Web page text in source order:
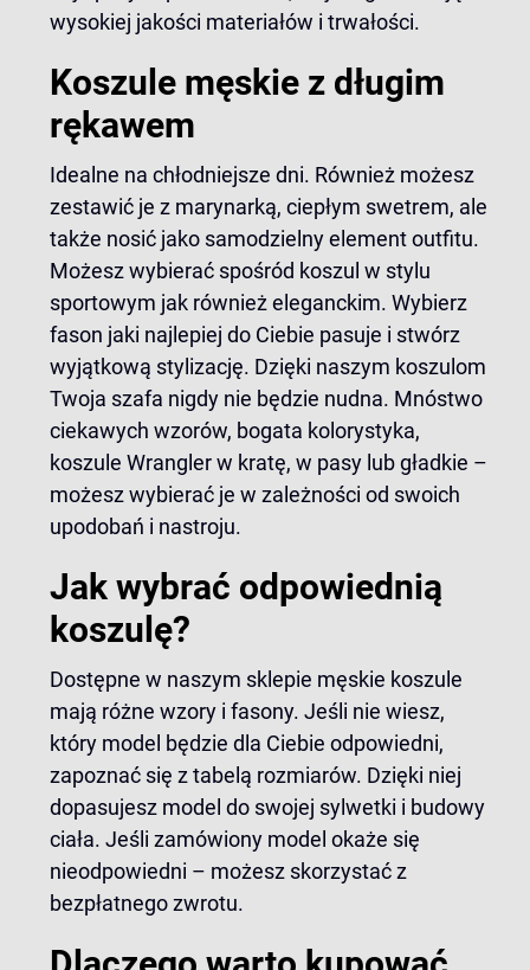
wysokiej jakości materiałów i trwałości.
Koszule męskie z długim
rękawem
Idealne na chłodniejsze dni. Również możesz
zestawić je z marynarką, ciepłym swetrem, ale
także nosić jako samodzielny element outfitu.
Możesz wybierać spośród koszul w stylu
sportowym jak również eleganckim. Wybierz
fason jaki najlepiej do Ciebie pasuje i stwórz
wyjątkową stylizację. Dzięki naszym koszulom
Twoja szafa nigdy nie będzie nudna. Mnóstwo
ciekawych wzorów, bogata kolorystyka,
koszule Wrangler w kratę, w pasy lub gładkie –
możesz wybierać je w zależności od swoich
upodobań i nastroju.
Jak wybrać odpowiednią
koszulę?
Dostępne w naszym sklepie męskie koszule
mają różne wzory i fasony. Jeśli nie wiesz,
który model będzie dla Ciebie odpowiedni,
zapoznać się z tabelą rozmiarów. Dzięki niej
dopasujesz model do swojej sylwetki i budowy
ciała. Jeśli zamówiony model okaże się
nieodpowiedni – możesz skorzystać z
bezpłatnego zwrotu.